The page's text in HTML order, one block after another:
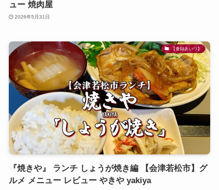
ュー 焼肉屋
2026年5月31日
【食録あいづ】
『焼きや』 ランチ しょうが焼き編 【会津若松市】グ
ルメ メニュー レビュー やきや yakiya